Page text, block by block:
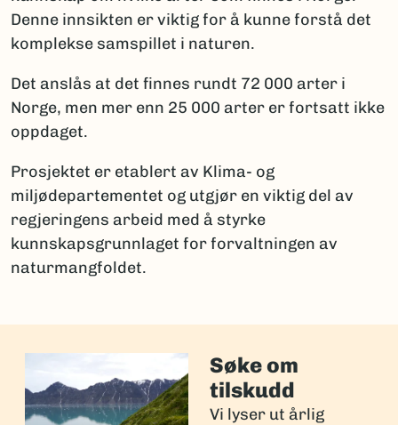
Denne innsikten er viktig for å kunne forstå det
komplekse samspillet i naturen.
Det anslås at det finnes rundt 72 000 arter i
Norge, men mer enn 25 000 arter er fortsatt ikke
oppdaget.
Prosjektet er etablert av Klima- og
miljødepartementet og utgjør en viktig del av
regjeringens arbeid med å styrke
kunnskapsgrunnlaget for forvaltningen av
naturmangfoldet.
Søke om
tilskudd
Vi lyser ut årlig